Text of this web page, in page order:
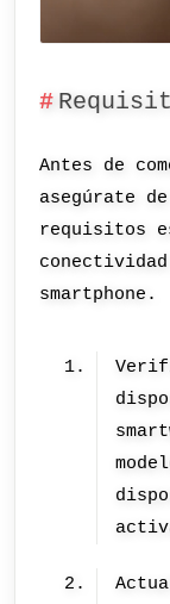
Antes de
asegúrate
requisitos
smartphone.